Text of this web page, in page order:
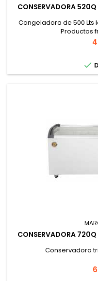
CONSERVADORA 520Q
Congeladora de 500
Productos

CONSERVADORA 720Q
Conservadora